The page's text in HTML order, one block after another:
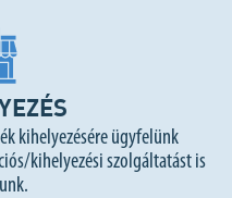
kihelyezésére ügyfelünk
kihelyezési szolgáltatást is